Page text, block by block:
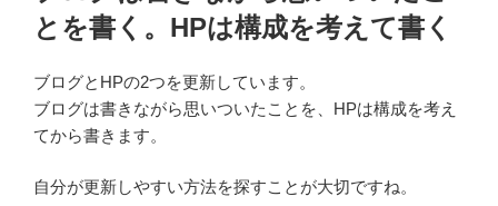
とを書く。HPは構成を考えて書く
ブログとHPの2つを更新しています。
ブログは書きながら思いついたことを、HPは構成を考え
てから書きます。
自分が更新しやすい方法を探すことが大切ですね。